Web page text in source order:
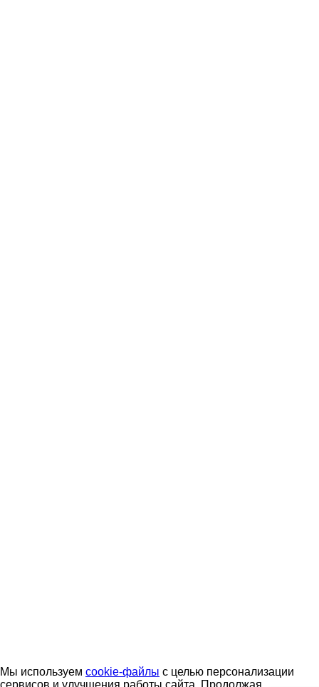
Мы используем cookie-файлы с целью персонализации